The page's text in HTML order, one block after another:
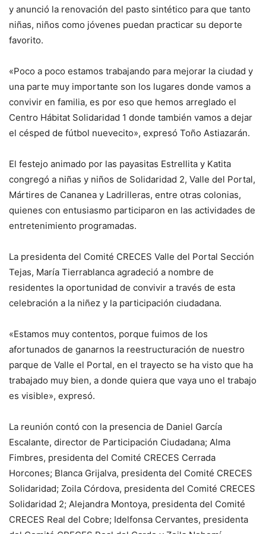
y anunció la renovación del pasto sintético para que tanto
niñas, niños como jóvenes puedan practicar su deporte
favorito.
«Poco a poco estamos trabajando para mejorar la ciudad y
una parte muy importante son los lugares donde vamos a
convivir en familia, es por eso que hemos arreglado el
Centro Hábitat Solidaridad 1 donde también vamos a dejar
el césped de fútbol nuevecito», expresó Toño Astiazarán.
El festejo animado por las payasitas Estrellita y Katita
congregó a niñas y niños de Solidaridad 2, Valle del Portal,
Mártires de Cananea y Ladrilleras, entre otras colonias,
quienes con entusiasmo participaron en las actividades de
entretenimiento programadas.
La presidenta del Comité CRECES Valle del Portal Sección
Tejas, María Tierrablanca agradeció a nombre de
residentes la oportunidad de convivir a través de esta
celebración a la niñez y la participación ciudadana.
«Estamos muy contentos, porque fuimos de los
afortunados de ganarnos la reestructuración de nuestro
parque de Valle el Portal, en el trayecto se ha visto que ha
trabajado muy bien, a donde quiera que vaya uno el trabajo
es visible», expresó.
La reunión contó con la presencia de Daniel García
Escalante, director de Participación Ciudadana; Alma
Fimbres, presidenta del Comité CRECES Cerrada
Horcones; Blanca Grijalva, presidenta del Comité CRECES
Solidaridad; Zoila Córdova, presidenta del Comité CRECES
Solidaridad 2; Alejandra Montoya, presidenta del Comité
CRECES Real del Cobre; Idelfonsa Cervantes, presidenta